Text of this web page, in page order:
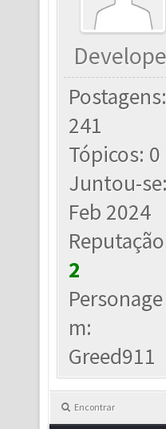
Postagens:
241
Tópicos: 0
Juntou-se:
Feb 2024
2
Personage
m:
Greed911
Encontrar